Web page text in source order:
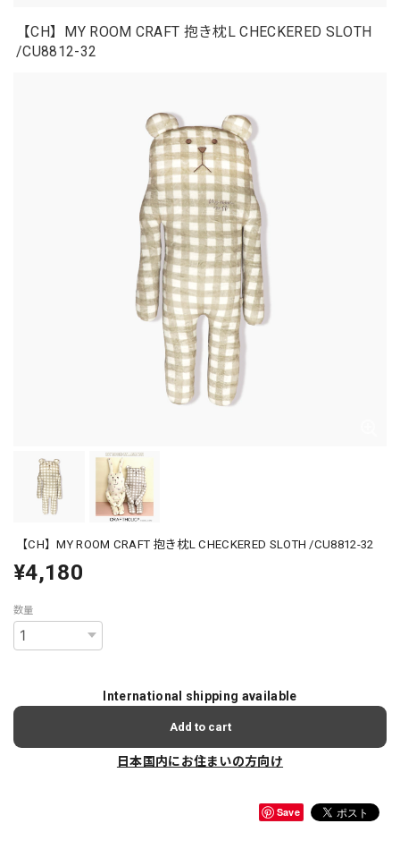
【CH】MY ROOM CRAFT 抱き枕L CHECKERED SLOTH
/CU8812-32
【CH】MY ROOM CRAFT 抱き枕L CHECKERED SLOTH /CU8812-32
¥4,180
数量
International shipping available
Add to cart
日本国内にお住まいの方向け
Save